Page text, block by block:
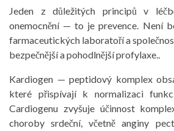
Jeden z důležitých principů v
onemocnění — to je prevence. Není
farmaceutických laboratoří a
bezpečnější a pohodlnější profylaxe..
Kardiogen — peptidový komplex
které přispívají k normalizaci
Cardiogenu zvyšuje účinnost
choroby srdeční, včetně anginy